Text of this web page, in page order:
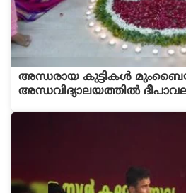
അന്ധരായ കുട്ടികള്‍
അന്ധവിദ്യാലയത്തില്‍